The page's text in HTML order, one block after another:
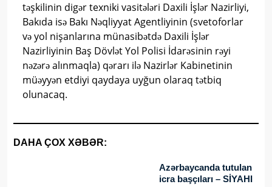
təşkilinin digər texniki vasitələri Daxili İşlər Nazirliyi,
Bakıda isə Bakı Nəqliyyat Agentliyinin (svetoforlar
və yol nişanlarına münasibətdə Daxili İşlər
Nazirliyinin Baş Dövlət Yol Polisi İdarəsinin rəyi
nəzərə alınmaqla) qərarı ilə Nazirlər Kabinetinin
müəyyən etdiyi qaydaya uyğun olaraq tətbiq
olunacaq.
DAHA ÇOX XƏBƏR:
Azərbaycanda tutulan
icra başçıları – SİYAHI